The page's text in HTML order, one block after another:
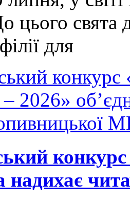
свята
для
надихає